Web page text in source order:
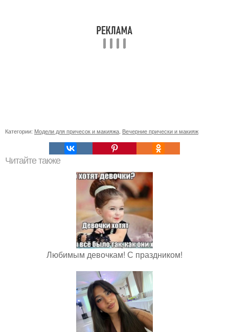
Категории: Модели для причесок и макияжа, Вечерние прически и макияж
Читайте также
Любимым девочкам! С праздником!